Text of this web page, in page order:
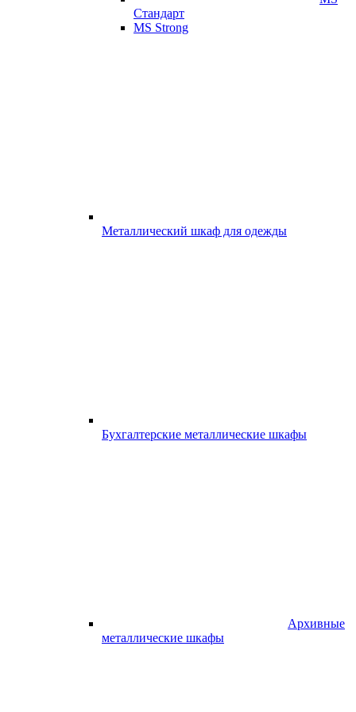
Стандарт
MS Strong
Металлический шкаф для одежды
Бухгалтерские металлические шкафы
Архивные
металлические шкафы